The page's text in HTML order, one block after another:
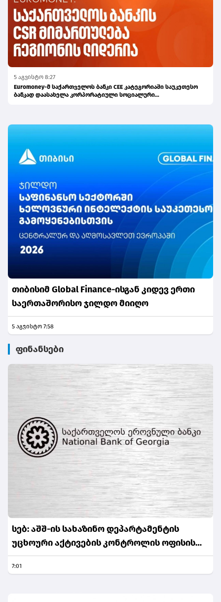
5 აგვისტო 8:27
Euromoney-მ საქართველოს ბანკი CEE კატეგორიაში საუკეთესო
ბანკად დაასახელა კორპორატიული სოციალური
თიბისიმ Global Finance-ისგან კიდევ ერთი
საერთაშორისო ჯილდო მიიღო
5 აგვისტო 7:58
ფინანსები
სებ: აშშ-ის სახაზინო დეპარტამენტის
უცხოური აქტივების კონტროლის ოფისის
(OFAC) მიერ სანქცირებული პირი არ
წარმოადგენს საქართველოს ეროვნული
7:01